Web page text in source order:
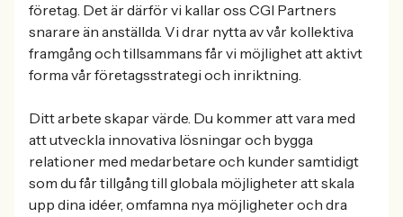
företag. Det är därför vi kallar oss CGI Partners
snarare än anställda. Vi drar nytta av vår kollektiva
framgång och tillsammans får vi möjlighet att aktivt
forma vår företagsstrategi och inriktning.
Ditt arbete skapar värde. Du kommer att vara med
att utveckla innovativa lösningar och bygga
relationer med medarbetare och kunder samtidigt
som du får tillgång till globala möjligheter att skala
upp dina idéer, omfamna nya möjligheter och dra